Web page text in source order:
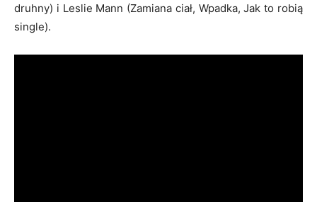
druhny) i Leslie Mann (Zamiana ciał, Wpadka, Jak to robią
single).